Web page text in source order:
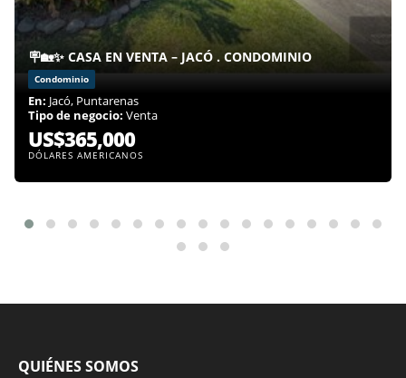
🪧🏡✨ CASA EN VENTA – JACÓ . CONDOMINIO
Condominio
En: Jacó, Puntarenas
Tipo de negocio: Venta
US$365,000
DÓLARES AMERICANOS
QUIÉNES SOMOS